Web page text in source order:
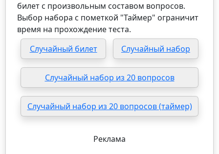
билет с произвольным составом вопросов.
Выбор набора с пометкой "Таймер" ограничит
время на прохождение теста.
Случайный билет
Случайный набор
Случайный набор из 20 вопросов
Случайный набор из 20 вопросов (таймер)
Реклама